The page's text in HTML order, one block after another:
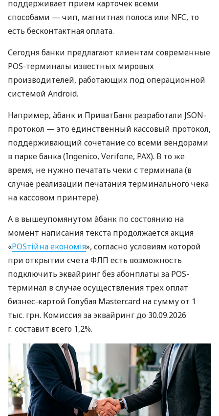
поддерживает прием карточек всеми
способами — чип, магнитная полоса или NFC, то
есть бесконтактная оплата.
Сегодня банки предлагают клиентам современные
POS-терминалы известных мировых
производителей, работающих под операционной
системой Android.
Например, àбанк и ПриватБанк разработали JSON-
протокол — это единственный кассовый протокол,
поддерживающий сочетание со всеми вендорами
в парке банка (Ingenico, Verifone, PAX). В то же
время, не нужно печатать чеки с терминала (в
случае реализации печатания терминального чека
на кассовом принтере).
А в вышеупомянутом àбанк по состоянию на
момент написания текста продолжается акция
«POSтійна економія», согласно условиям которой
при открытии счета ФЛП есть возможность
подключить эквайринг без абонплаты за POS-
терминал в случае осуществления трех оплат
бизнес-картой Голубая Mastercard на сумму от 1
тыс. грн. Комиссия за эквайринг до 30.09.2026
г. составит всего 1,2%.